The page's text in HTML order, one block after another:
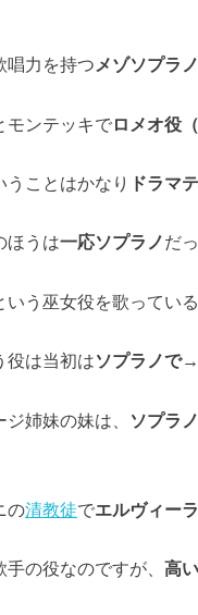
唱力を持つ メゾソプラノ
モンテッキでロメオ役
ことはかなり ドラマ
ほうは一応ソプラノだ
う巫女役を歌っている
役は当初はソプラノで
姉妹の妹は、 ソプラ
の清教徒でエルヴィーラ
の役なのですが、 高